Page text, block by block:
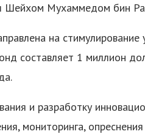
Шейхом Мухаммедом бин
на
составляет 1 миллион
и разработку
мониторинга,